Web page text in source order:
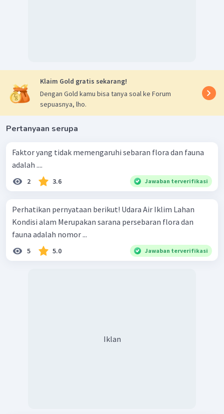
Klaim Gold gratis sekarang!
Dengan Gold kamu bisa tanya soal ke Forum
sepuasnya, lho.
Pertanyaan serupa
Faktor yang tidak memengaruhi sebaran flora dan fauna
adalah ....
2 3.6 Jawaban terverifikasi
Perhatikan pernyataan berikut! Udara Air Iklim Lahan
Kondisi alam Merupakan sarana persebaran flora dan
fauna adalah nomor ...
5 5.0 Jawaban terverifikasi
Iklan